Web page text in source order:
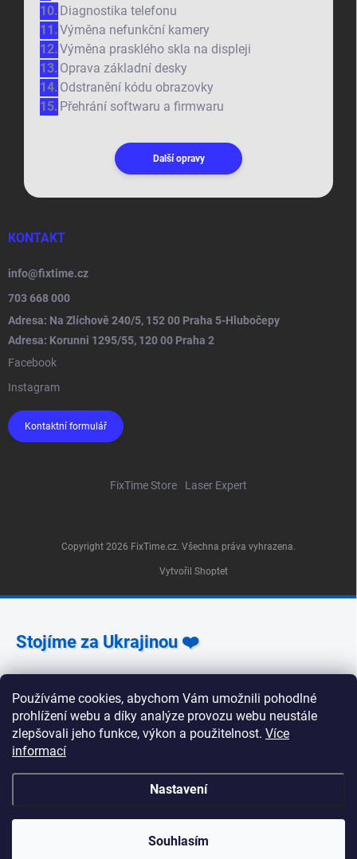
Používáme cookies, abychom Vám umožnili pohodlné
prohlížení webu a díky analýze provozu webu neustále
zlepšovali jeho funkce, výkon a použitelnost. Více
informací
Nastavení
Souhlasím
Zlíchově 240/5, Praha 5 Pondělí, úterý, středa, pátek:
zavřeno 📍 Pobočka Korunní 1295/55, Praha 2 Pondělí
až pátek: 9:00–19:00 Sobota: 10:00–18:00 Neděle:
Diagnostika telefonu
Výměna nefunkční kamery
Výměna prasklého skla na displeji
Oprava základní desky
Odstranění kódu obrazovky
Přehrání softwaru a firmwaru
Další opravy
KONTAKT
info@fixtime.cz
703 668 000
Adresa: Na Zlíchově 240/5, 152 00 Praha 5-Hlubočepy
Adresa: Korunni 1295/55, 120 00 Praha 2
Facebook
Instagram
Kontaktní formulář
FixTime Store Laser Expert
Vytvořil Shoptet
Copyright 2026 FixTime.cz. Všechna práva vyhrazena.
Stojíme za Ukrajinou ❤️
Jak a čím pomoci »